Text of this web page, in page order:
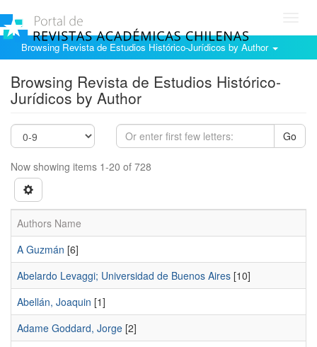
Browsing Revista de Estudios Histórico-Jurídicos by Author
Browsing Revista de Estudios Histórico-
Jurídicos by Author
Go
Now showing items 1-20 of 728
Authors Name
A Guzmán [6]
Abelardo Levaggi; Universidad de Buenos Aires [10]
Abellán, Joaquin [1]
Adame Goddard, Jorge [2]